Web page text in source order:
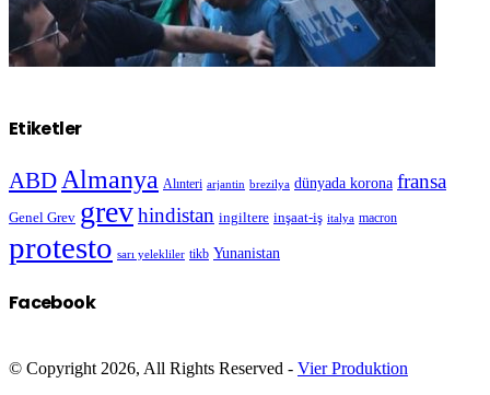
Etiketler
ABD Almanya Alınteri arjantin brezilya dünyada korona fransa
Genel Grev grevhindistan ingiltere inşaat-iş italya macron
protesto sarı yelekliler tikb Yunanistan
Facebook
© Copyright 2026, All Rights Reserved - Vier Produktion